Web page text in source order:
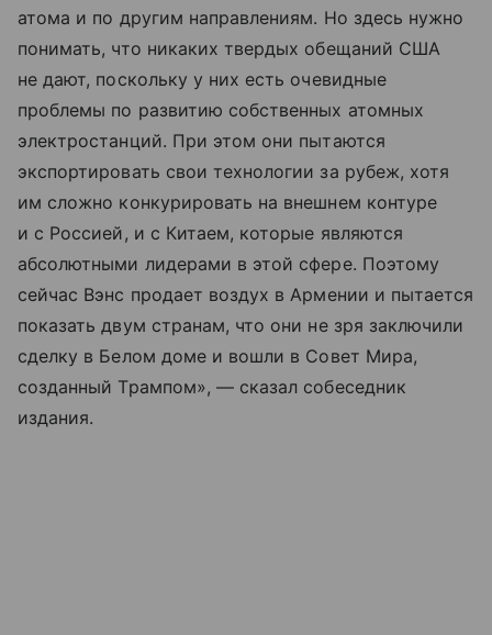
атома и по другим направлениям. Но здесь нужно
понимать, что никаких твердых обещаний США
не дают, поскольку у них есть очевидные
проблемы по развитию собственных атомных
электростанций. При этом они пытаются
экспортировать свои технологии за рубеж, хотя
им сложно конкурировать на внешнем контуре
и с Россией, и c Китаем, которые являются
абсолютными лидерами в этой сфере. Поэтому
сейчас Вэнс продает воздух в Армении и пытается
показать двум странам, что они не зря заключили
сделку в Белом доме и вошли в Совет Мира,
созданный Трампом», — сказал собеседник
издания.